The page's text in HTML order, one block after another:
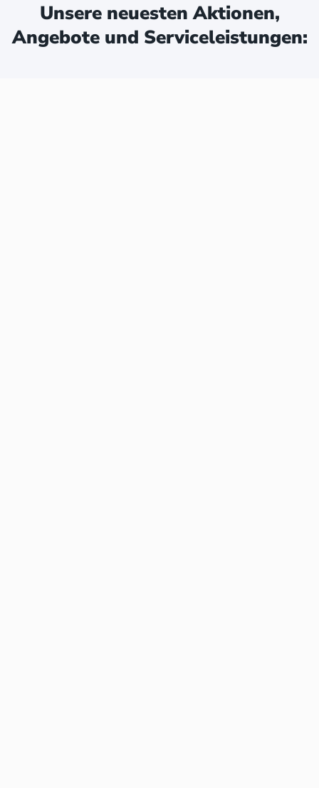
Unsere neuesten Aktionen,
Angebote und Serviceleistungen: